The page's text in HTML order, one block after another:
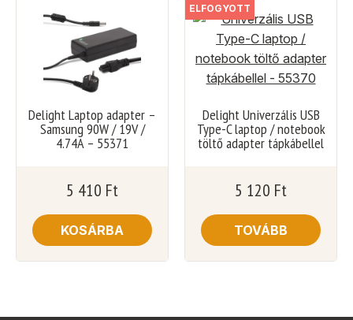
Delight Laptop adapter –
Samsung 90W / 19V /
4.74A – 55371
5 410 Ft
KOSÁRBA
ELFOGYOTT
Delight Univerzális USB
Type-C laptop / notebook
töltő adapter tápkábellel
5 120 Ft
TOVÁBB